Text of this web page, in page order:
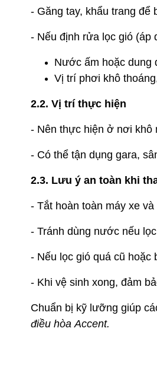
- Găng tay, khẩu trang để
- Nếu định rửa lọc gió (áp
Nước ấm hoặc dung
Vị trí phơi khô
2.2. Vị trí thực hiện
- Nên thực hiện ở nơi khô
- Có thể tận dụng gara,
2.3. Lưu ý an toàn khi
- Tắt hoàn toàn máy xe
- Tránh dùng nước nếu
- Nếu lọc gió quá cũ hoặc
- Khi vệ sinh xong, đảm
Chuẩn bị kỹ lưỡng giúp
điều hòa Accent.